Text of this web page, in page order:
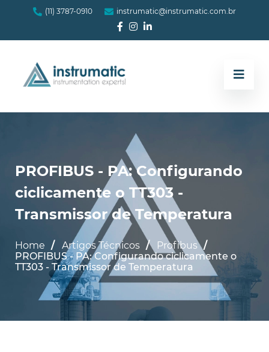
(11) 3787-0910 instrumatic@instrumatic.com.br
PROFIBUS - PA: Configurando
ciclicamente o TT303 -
Transmissor de Temperatura
Home Artigos Técnicos
Profibus
PROFIBUS - PA: Configurando ciclicamente o
TT303 - Transmissor de Temperatura